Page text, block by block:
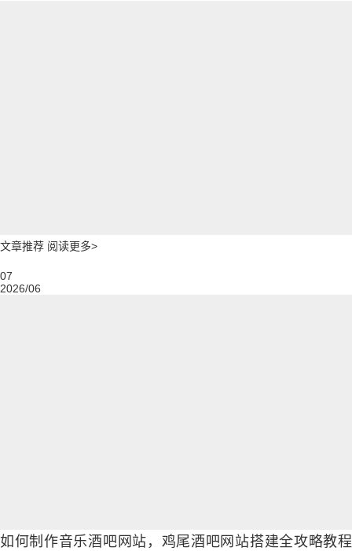
文章推荐 阅读更多>
07
2026/06
如何制作音乐酒吧网站，鸡尾酒吧网站搭建全攻略教程